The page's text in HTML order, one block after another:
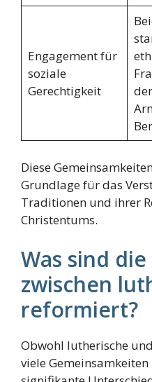
Engagement für
soziale
Gerechtigkeit
Diese
Grundlage für das
Traditionen und ihrer
Christentums.
Was sind
zwischen
reformiert?
Obwohl lutherische
viele